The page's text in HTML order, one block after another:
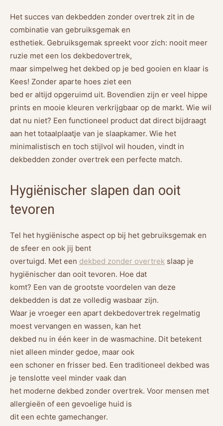
Het succes van dekbedden zonder overtrek zit in de
combinatie van gebruiksgemak en
esthetiek. Gebruiksgemak spreekt voor zich: nooit meer
ruzie met een los dekbedovertrek,
maar simpelweg het dekbed op je bed gooien en klaar is
Kees! Zonder aparte hoes ziet een
bed er altijd opgeruimd uit. Bovendien zijn er veel hippe
prints en mooie kleuren verkrijgbaar op de markt. Wie wil
dat nu niet? Een functioneel product dat direct bijdraagt
aan het totaalplaatje van je slaapkamer. Wie het
minimalistisch en toch stijlvol wil houden, vindt in
dekbedden zonder overtrek een perfecte match.
Hygiënischer slapen dan ooit
tevoren
Tel het hygiënische aspect op bij het gebruiksgemak en
de sfeer en ook jij bent
overtuigd. Met een dekbed zonder overtrek slaap je
hygiënischer dan ooit tevoren. Hoe dat
komt? Een van de grootste voordelen van deze
dekbedden is dat ze volledig wasbaar zijn.
Waar je vroeger een apart dekbedovertrek regelmatig
moest vervangen en wassen, kan het
dekbed nu in één keer in de wasmachine. Dit betekent
niet alleen minder gedoe, maar ook
een schoner en frisser bed. Een traditioneel dekbed was
je tenslotte veel minder vaak dan
het moderne dekbed zonder overtrek. Voor mensen met
allergieën of een gevoelige huid is
dit een echte gamechanger.